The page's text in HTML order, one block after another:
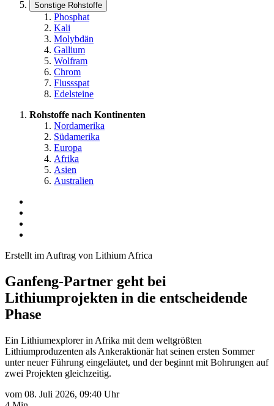
Sonstige Rohstoffe
Phosphat
Kali
Molybdän
Gallium
Wolfram
Chrom
Flussspat
Edelsteine
Rohstoffe nach Kontinenten
Nordamerika
Südamerika
Europa
Afrika
Asien
Australien
Erstellt im Auftrag von Lithium Africa
Ganfeng-Partner geht bei
Lithiumprojekten in die entscheidende
Phase
Ein Lithiumexplorer in Afrika mit dem weltgrößten
Lithiumproduzenten als Ankeraktionär hat seinen ersten Sommer
unter neuer Führung eingeläutet, und der beginnt mit Bohrungen auf
zwei Projekten gleichzeitig.
vom 08. Juli 2026, 09:40 Uhr